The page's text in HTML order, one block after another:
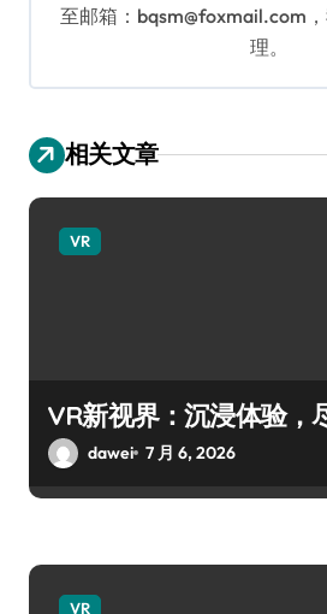
至邮箱：bqsm@foxmail.com
理。
相关文章
VR
VR新视界：沉浸体验，
dawei 7 月 6, 2026
VR